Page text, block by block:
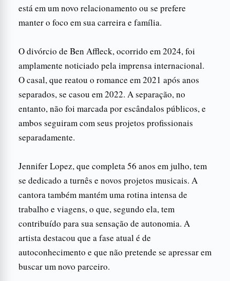
está em um novo relacionamento ou se prefere
manter o foco em sua carreira e família.
O divórcio de Ben Affleck, ocorrido em 2024, foi
amplamente noticiado pela imprensa internacional.
O casal, que reatou o romance em 2021 após anos
separados, se casou em 2022. A separação, no
entanto, não foi marcada por escândalos públicos, e
ambos seguiram com seus projetos profissionais
separadamente.
Jennifer Lopez, que completa 56 anos em julho, tem
se dedicado a turnês e novos projetos musicais. A
cantora também mantém uma rotina intensa de
trabalho e viagens, o que, segundo ela, tem
contribuído para sua sensação de autonomia. A
artista destacou que a fase atual é de
autoconhecimento e que não pretende se apressar em
buscar um novo parceiro.